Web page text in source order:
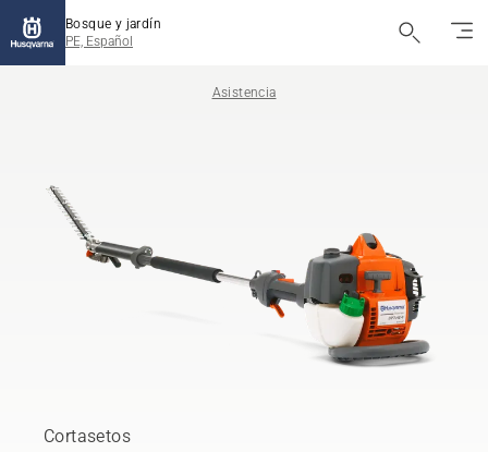
Bosque y jardín
PE, Español
Asistencia
Cortasetos